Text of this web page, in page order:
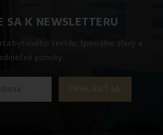
SA K NEWSLETTERU
bytového textilu, špeciálne zľavy a
ponuky.